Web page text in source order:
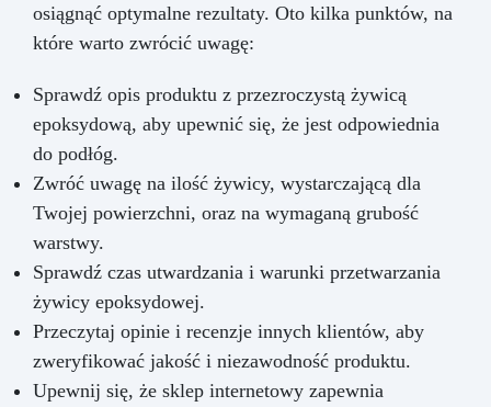
osiągnąć optymalne rezultaty. Oto kilka punktów, na
które warto zwrócić uwagę:
Sprawdź opis produktu z przezroczystą żywicą
epoksydową, aby upewnić się, że jest odpowiednia
do podłóg.
Zwróć uwagę na ilość żywicy, wystarczającą dla
Twojej powierzchni, oraz na wymaganą grubość
warstwy.
Sprawdź czas utwardzania i warunki przetwarzania
żywicy epoksydowej.
Przeczytaj opinie i recenzje innych klientów, aby
zweryfikować jakość i niezawodność produktu.
Upewnij się, że sklep internetowy zapewnia